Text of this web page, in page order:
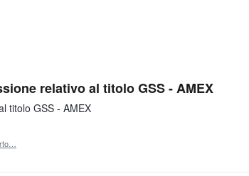
relativo al titolo GSS - AMEX
titolo GSS - AMEX